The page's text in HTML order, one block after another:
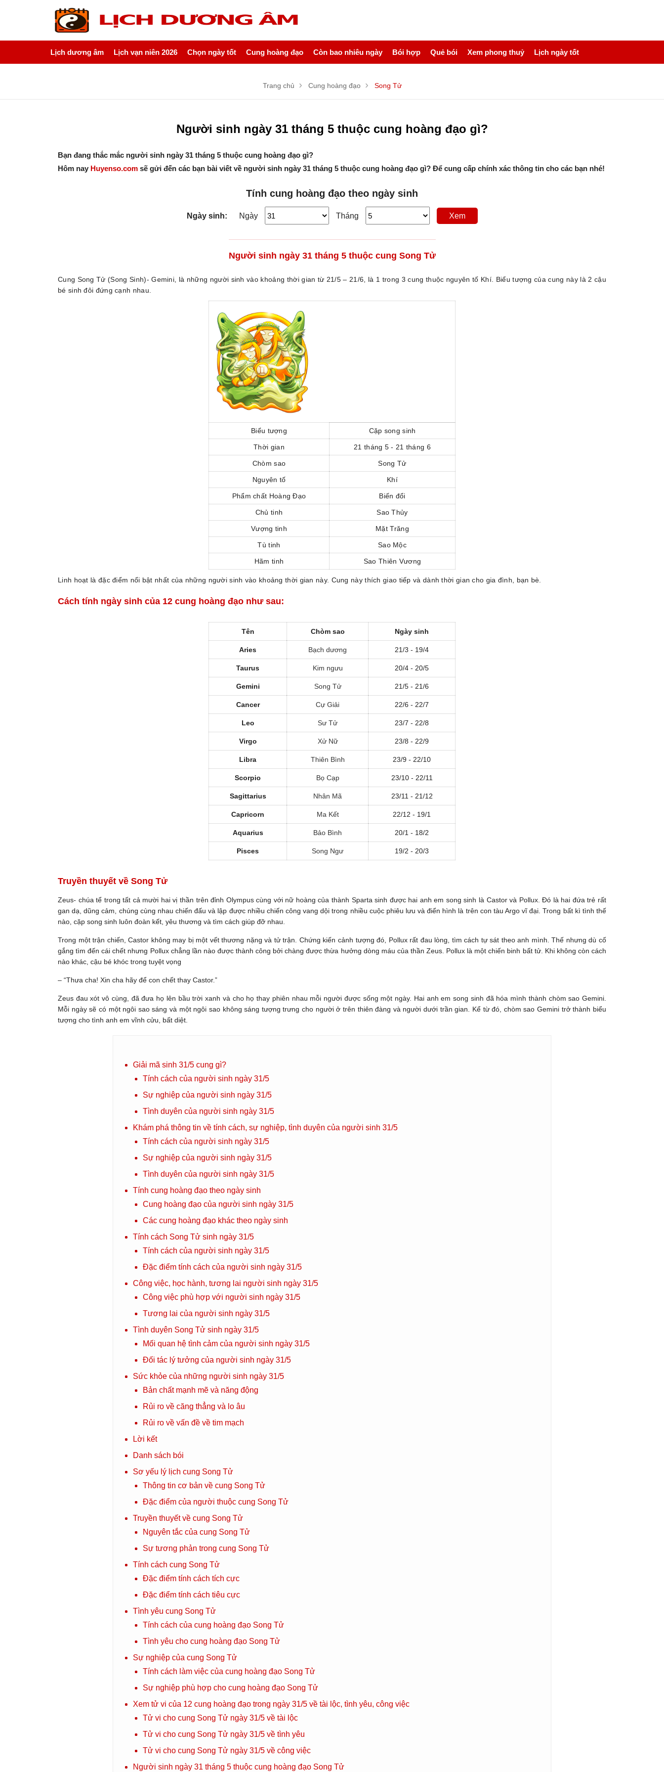
Lịch dương âm Lịch vạn niên 2026 Chọn ngày tốt Cung hoàng đạo Còn bao nhiêu ngày Bói hợp Quẻ bói Xem phong thuỷ Lịch ngày tốt
Trang chủ Cung hoàng đạo Song Tử
Người sinh ngày 31 tháng 5 thuộc cung hoàng đạo gì?
Bạn đang thắc mắc người sinh ngày 31 tháng 5 thuộc cung hoàng đạo gì?
Hôm nay Huyenso.com sẽ gửi đến các bạn bài viết về người sinh ngày 31 tháng 5 thuộc cung hoàng đạo gì? Để cung cấp chính xác thông tin cho các bạn nhé!
Tính cung hoàng đạo theo ngày sinh
Ngày sinh: Ngày Tháng Xem
Người sinh ngày 31 tháng 5 thuộc cung Song Tử
Cung Song Tử (Song Sinh)- Gemini, là những người sinh vào khoảng thời gian từ 21/5 – 21/6, là 1 trong 3 cung thuộc nguyên tố Khí. Biểu tượng của cung này là 2 cậu
bé sinh đôi đứng cạnh nhau.
Biểu tượng Cặp song sinh
Thời gian 21 tháng 5 - 21 tháng 6
Chòm sao Song Tử
Nguyên tố Khí
Phẩm chất Hoàng Đạo Biến đổi
Chủ tinh Sao Thủy
Vượng tinh Mặt Trăng
Tù tinh Sao Mộc
Hãm tinh Sao Thiên Vương
Linh hoạt là đặc điểm nổi bật nhất của những người sinh vào khoảng thời gian này. Cung này thích giao tiếp và dành thời gian cho gia đình, bạn bè.
Cách tính ngày sinh của 12 cung hoàng đạo như sau:
Tên Chòm sao Ngày sinh
Aries Bạch dương 21/3 - 19/4
Taurus Kim ngưu 20/4 - 20/5
Gemini Song Tử 21/5 - 21/6
Cancer Cự Giải 22/6 - 22/7
Leo Sư Tử 23/7 - 22/8
Virgo Xử Nữ 23/8 - 22/9
Libra Thiên Bình 23/9 - 22/10
Scorpio Bọ Cạp 23/10 - 22/11
Sagittarius Nhân Mã 23/11 - 21/12
Capricorn Ma Kết 22/12 - 19/1
Aquarius Bảo Bình 20/1 - 18/2
Pisces Song Ngư 19/2 - 20/3
Truyền thuyết về Song Tử
Zeus- chúa tể trong tất cả mười hai vị thần trên đỉnh Olympus cùng với nữ hoàng của thành Sparta sinh được hai anh em song sinh là Castor và Pollux. Đó là hai đứa trẻ rất
gan dạ, dũng cảm, chúng cùng nhau chiến đấu và lập được nhiều chiến công vang dội trong nhiều cuộc phiêu lưu và điển hình là trên con tàu Argo vĩ đại. Trong bất kì tình thế
nào, cặp song sinh luôn đoàn kết, yêu thương và tìm cách giúp đỡ nhau.
Trong một trận chiến, Castor không may bị một vết thương nặng và tử trận. Chứng kiến cảnh tượng đó, Pollux rất đau lòng, tìm cách tự sát theo anh mình. Thế nhưng dù cố
gắng tìm đến cái chết nhưng Pollux chẳng lần nào được thành công bởi chàng được thừa hưởng dòng máu của thần Zeus. Pollux là một chiến binh bất tử. Khi không còn cách
nào khác, cậu bé khóc trong tuyệt vọng
– “Thưa cha! Xin cha hãy để con chết thay Castor.”
Zeus đau xót vô cùng, đã đưa họ lên bầu trời xanh và cho họ thay phiên nhau mỗi người được sống một ngày. Hai anh em song sinh đã hóa mình thành chòm sao Gemini.
Mỗi ngày sẽ có một ngôi sao sáng và một ngôi sao không sáng tượng trưng cho người ở trên thiên đàng và người dưới trần gian. Kể từ đó, chòm sao Gemini trở thành biểu
tượng cho tình anh em vĩnh cửu, bất diệt.
Giải mã sinh 31/5 cung gì?
Tính cách của người sinh ngày 31/5
Sự nghiệp của người sinh ngày 31/5
Tình duyên của người sinh ngày 31/5
Khám phá thông tin về tính cách, sự nghiệp, tình duyên của người sinh 31/5
Tính cách của người sinh ngày 31/5
Sự nghiệp của người sinh ngày 31/5
Tình duyên của người sinh ngày 31/5
Tính cung hoàng đạo theo ngày sinh
Cung hoàng đạo của người sinh ngày 31/5
Các cung hoàng đạo khác theo ngày sinh
Tính cách Song Tử sinh ngày 31/5
Tính cách của người sinh ngày 31/5
Đặc điểm tính cách của người sinh ngày 31/5
Công việc, học hành, tương lai người sinh ngày 31/5
Công việc phù hợp với người sinh ngày 31/5
Tương lai của người sinh ngày 31/5
Tình duyên Song Tử sinh ngày 31/5
Mối quan hệ tình cảm của người sinh ngày 31/5
Đối tác lý tưởng của người sinh ngày 31/5
Sức khỏe của những người sinh ngày 31/5
Bản chất mạnh mẽ và năng động
Rủi ro về căng thẳng và lo âu
Rủi ro về vấn đề về tim mạch
Lời kết
Danh sách bói
Sơ yếu lý lịch cung Song Tử
Thông tin cơ bản về cung Song Tử
Đặc điểm của người thuộc cung Song Tử
Truyền thuyết về cung Song Tử
Nguyên tắc của cung Song Tử
Sự tương phản trong cung Song Tử
Tính cách cung Song Tử
Đặc điểm tính cách tích cực
Đặc điểm tính cách tiêu cực
Tình yêu cung Song Tử
Tính cách của cung hoàng đạo Song Tử
Tình yêu cho cung hoàng đạo Song Tử
Sự nghiệp của cung Song Tử
Tính cách làm việc của cung hoàng đạo Song Tử
Sự nghiệp phù hợp cho cung hoàng đạo Song Tử
Xem tử vi của 12 cung hoàng đạo trong ngày 31/5 về tài lộc, tình yêu, công việc
Tử vi cho cung Song Tử ngày 31/5 về tài lộc
Tử vi cho cung Song Tử ngày 31/5 về tình yêu
Tử vi cho cung Song Tử ngày 31/5 về công việc
Người sinh ngày 31 tháng 5 thuộc cung hoàng đạo Song Tử